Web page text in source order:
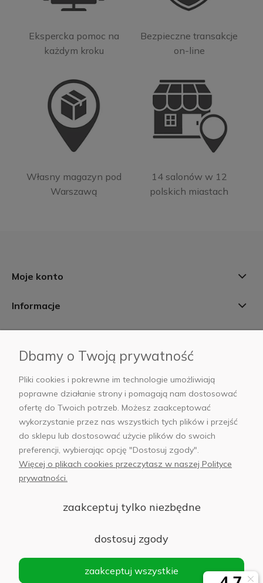
Ekspercka pomoc na
każdym kroku
Bezpieczne transakcje
on-line
Własny magazyn pod
Warszawą
14 salonów w 12
polskich miastach
Moje konto
Informacje
AB Foto
sklep@abfoto.pl
+48 797 971 275
© 2025 Wszelkie prawa zastrzeżone. Serwis własnością:
Sp. z o.o.
Siedziba: 02-486 WARSZAWA, Al. Jerozolimskie 176, NIP
1132646403 KRS nr 0000271999
Dbamy o Twoją prywatność
Pliki cookies i pokrewne im technologie umożliwiają
poprawne działanie strony i pomagają nam dostosować
ofertę do Twoich potrzeb. Możesz zaakceptować
wykorzystanie przez nas wszystkich tych plików i przejść
do sklepu lub dostosować użycie plików do swoich
preferencji, wybierając opcję "Dostosuj zgody".
Więcej o plikach cookies przeczytasz w naszej Polityce
prywatności.
zaakceptuj tylko niezbędne
dostosuj zgody
zaakceptuj wszystkie